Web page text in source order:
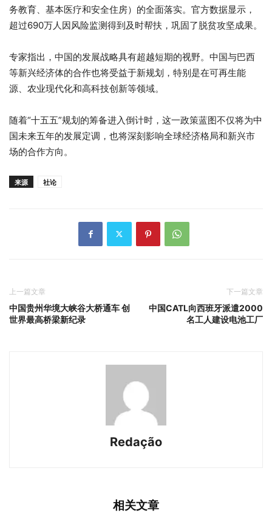
务教育、基本医疗和安全住房）的全面落实。官方数据显示，
超过690万人因风险监测得到及时帮扶，巩固了脱贫攻坚成果。
专家指出，中国的发展战略具有超越短期的视野。中国与巴西
等新兴经济体的合作也将受益于新规划，特别是在可再生能
源、农业现代化和高科技创新等领域。
随着“十五五”规划的筹备进入倒计时，这一政策蓝图不仅将为中
国未来五年的发展定调，也将深刻影响全球经济格局和新兴市
场的合作方向。
来源 社论
上一篇文章
中国贵州华境大峡谷大桥通车 创
世界最高桥梁新纪录
下一篇文章
中国CATL向西班牙派遣2000
名工人建设电池工厂
Redação
相关文章